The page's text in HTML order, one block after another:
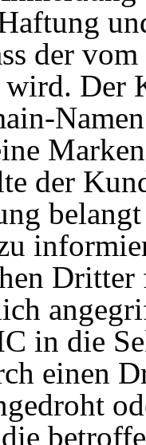
der
Der
der
in die
einen